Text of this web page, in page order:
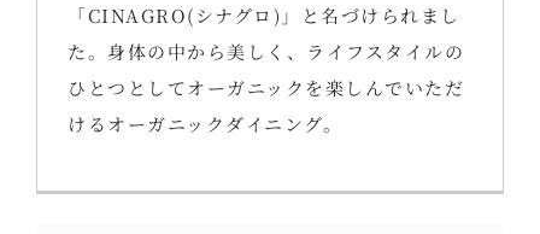
「CINAGRO(シナグロ)」と名づけられまし
た。身体の中から美しく、ライフスタイルの
ひとつとしてオーガニックを楽しんでいただ
けるオーガニックダイニング。